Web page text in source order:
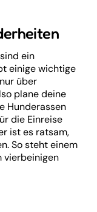
ein
einige wichtige
über
plane deine
Hunderassen
die Einreise
ist es ratsam,
So steht einem
vierbeinigen